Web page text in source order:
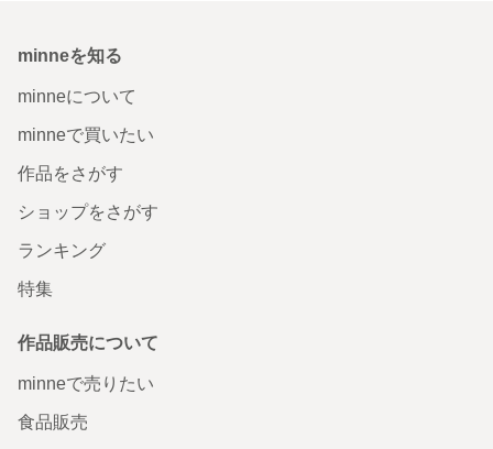
minneを知る
minneについて
minneで買いたい
作品をさがす
ショップをさがす
ランキング
特集
作品販売について
minneで売りたい
食品販売